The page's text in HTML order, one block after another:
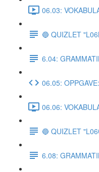
06.03:
🔵 QUIZLET
6.04:
06.05:
06.06:
🔵 QUIZLET
6.08: